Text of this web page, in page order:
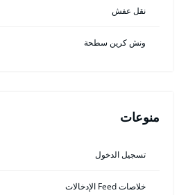
نقل عفش
ونش كرين سطحة
منوعات
تسجيل الدخول
خلاصات Feed الإدخالات